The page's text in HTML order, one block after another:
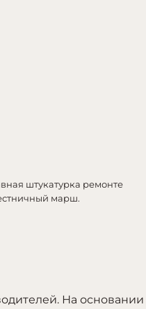
штукатурка ремонте
марш.
На